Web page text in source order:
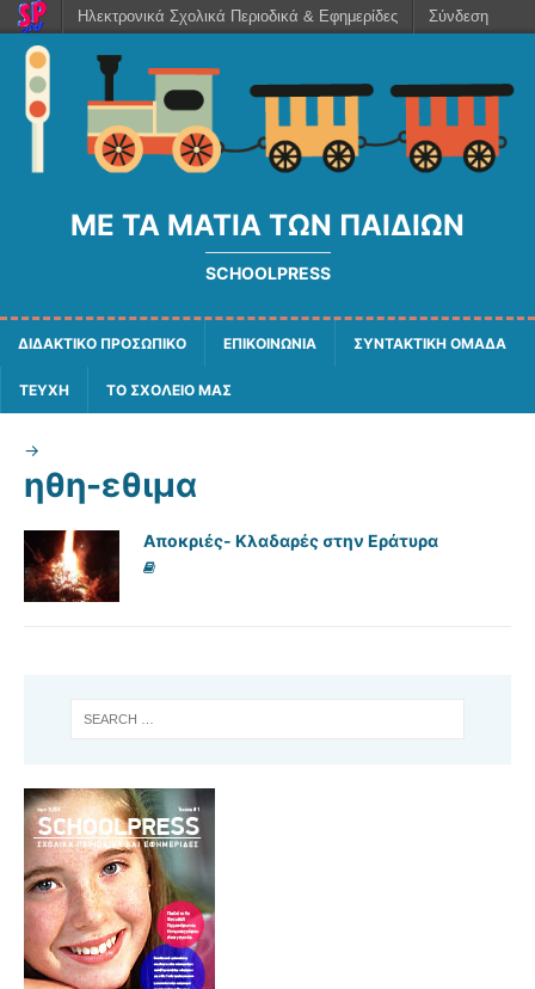
ΜΕ ΤΑ ΜΆΤΙΑ ΤΩΝ ΠΑΙΔΙΏΝ
SCHOOLPRESS
ΔΙΔΑΚΤΙΚΟ ΠΡΟΣΩΠΙΚΟ ΕΠΙΚΟΙΝΩΝΙΑ ΣΥΝΤΑΚΤΙΚΗ ΟΜΑΔΑ
ΤΕΥΧΗ ΤΟ ΣΧΟΛΕΙΟ ΜΑΣ
->
ηθη-εθιμα
Αποκριές- Κλαδαρές στην Εράτυρα
Ηλεκτρονικά Σχολικά Περιοδικά & Εφημερίδες Σύνδεση